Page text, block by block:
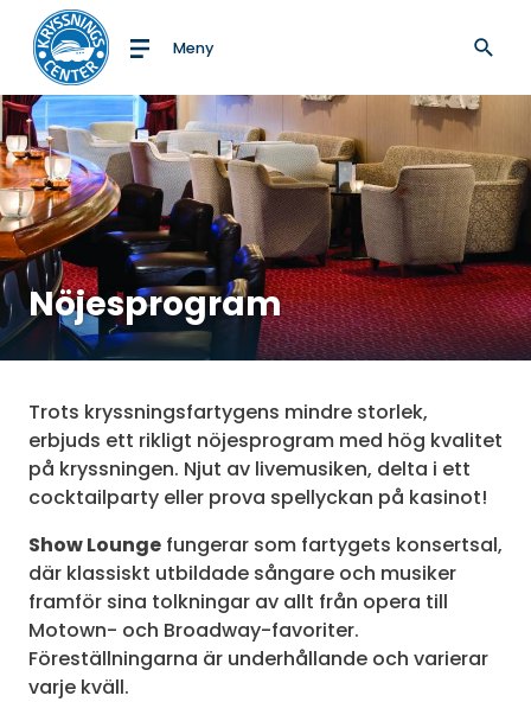
Till startsidan
Meny
Nöjesprogram
Trots kryssningsfartygens mindre storlek,
erbjuds ett rikligt nöjesprogram med hög kvalitet
på kryssningen. Njut av livemusiken, delta i ett
cocktailparty eller prova spellyckan på kasinot!
Show Lounge fungerar som fartygets konsertsal,
där klassiskt utbildade sångare och musiker
framför sina tolkningar av allt från opera till
Motown- och Broadway-favoriter.
Föreställningarna är underhållande och varierar
varje kväll.